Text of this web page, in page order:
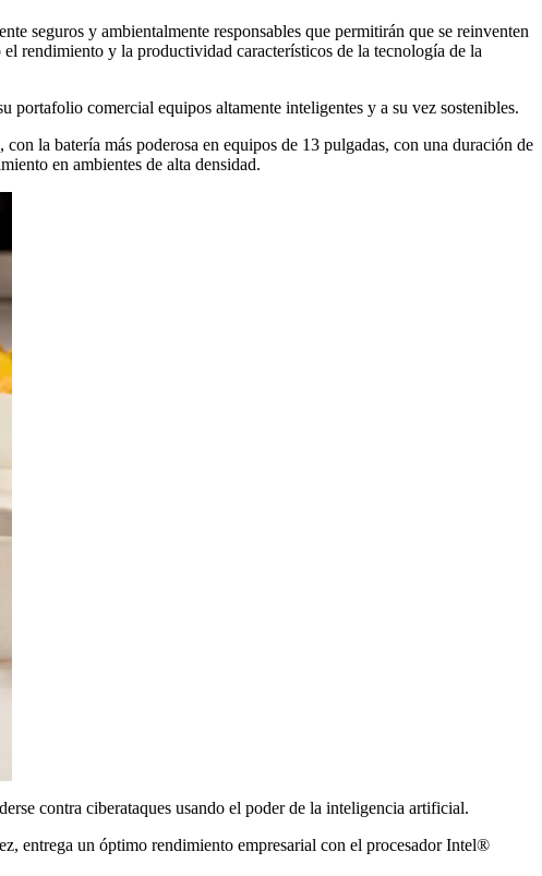
seguros y ambientalmente responsables que permitirán que se reinventen
rendimiento y la productividad característicos de la tecnología de la
comercial equipos altamente inteligentes y a su vez sostenibles.
la batería más poderosa en equipos de 13 pulgadas, con una duración de
en ambientes de alta densidad.
contra ciberataques usando el poder de la inteligencia artificial.
entrega un óptimo rendimiento empresarial con el procesador Intel®